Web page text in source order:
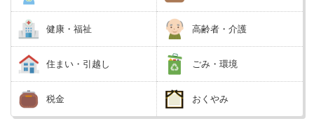
健康・福祉 高齢者・介護
住まい・引越し ごみ・環境
税金 おくやみ